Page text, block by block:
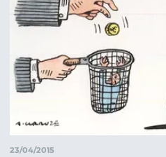
23/04/2015